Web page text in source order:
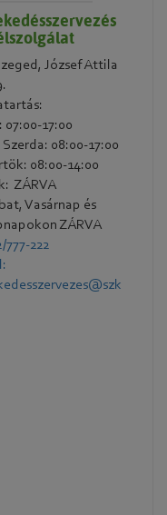
József Attila
07:00-17:00
08:00-17:00
08:00-14:00
ZÁRVA
Vasárnap és
ZÁRVA
777-222